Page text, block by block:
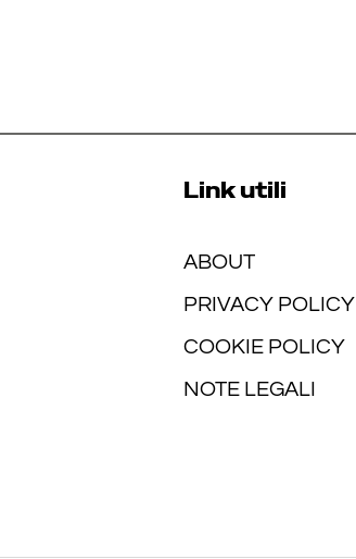
Link utili
ABOUT
PRIVACY POLICY
COOKIE POLICY
NOTE LEGALI